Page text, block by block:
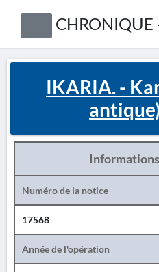
CHRONIQUE
IKARIA. -
Numéro de la notice
17568
Année de l'opération